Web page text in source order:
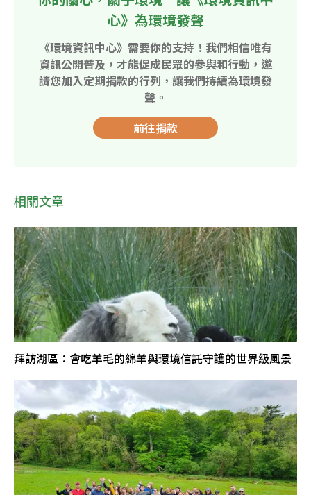
心》為環境發聲
《環境資訊中心》需要你的支持！我們相信唯有
資訊公開普及，才能促成民眾的參與和行動，邀
請您加入定期捐款的行列，讓我們持續為環境發
聲。
前往捐款
相關文章
拜訪湖區：會吃羊毛的綿羊與環境信託守護的世界級風景